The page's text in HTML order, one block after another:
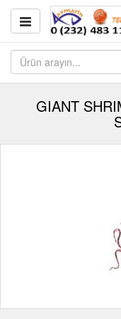
GIANT